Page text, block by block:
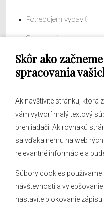
Skôr ako
spracovania
Ak navštívite stránku, ktorá
vám vytvorí malý textový
prehliadači. Ak rovnakú
sa vďaka nemu na web
relevantné informácie a
Súbory cookies
návštevnosti a
nastavíte blokovanie
Potrebujem vybaviť
Samospráva
Obecný úrad
O obci
Hlásenia obecného